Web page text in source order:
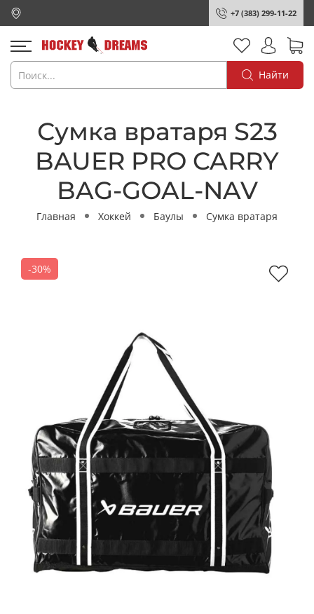
+7 (383) 299-11-22
Найти
Сумка вратаря S23
BAUER PRO CARRY
BAG-GOAL-NAV
Главная Хоккей Баулы Сумка вратаря
-30%